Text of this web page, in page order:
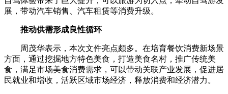
展，带动汽车销售、汽车租赁等消费升级。
推动供需形成良性循环
周茂华表示，本次文件亮点颇多。在培育餐饮消费新场景
方面，通过挖掘地方特色美食，打造美食名村，推广传统美
食，满足市场美食消费需求，可以带动关联产业发展，促进居
民就业和增收，活跃区域市场经济，释放消费和经济潜力。